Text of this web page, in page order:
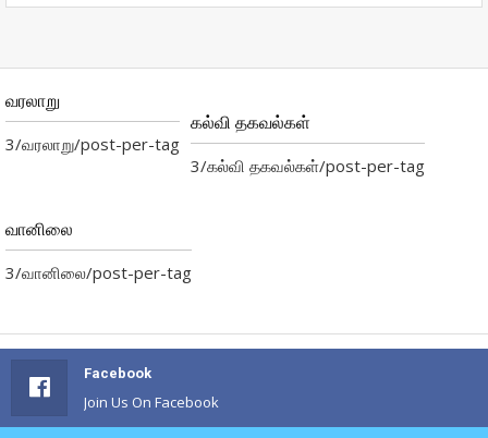
வரலாறு
3/வரலாறு/post-per-tag
கல்வி தகவல்கள்
3/கல்வி தகவல்கள்/post-per-tag
வானிலை
3/வானிலை/post-per-tag
Facebook
Join Us On Facebook